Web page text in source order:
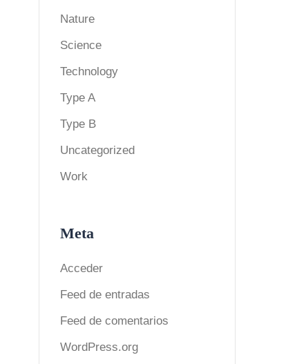
Nature
Science
Technology
Type A
Type B
Uncategorized
Work
Meta
Acceder
Feed de entradas
Feed de comentarios
WordPress.org